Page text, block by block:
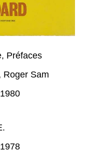
, Préfaces
Roger Sam